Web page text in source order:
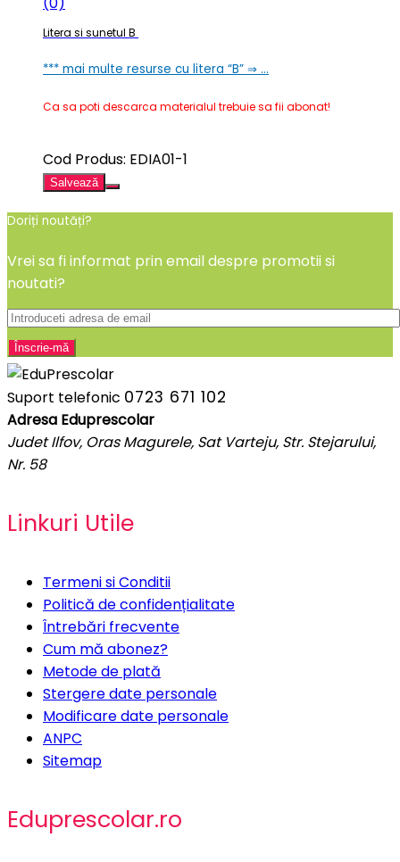
Litera si sunetul B
*** mai multe resurse cu litera “B” ⇒ …
Ca sa poti descarca materialul trebuie sa fii abonat!
Cod Produs: EDIA01-1
Salvează
Doriți noutăți?
Vrei sa fi informat prin email despre promotii si
noutati?
Suport telefonic 0723 671 102
Adresa Eduprescolar
Judet Ilfov, Oras Magurele, Sat Varteju, Str. Stejarului,
Nr. 58
Linkuri Utile
Termeni si Conditii
Politică de confidențialitate
Întrebări frecvente
Cum mă abonez?
Metode de plată
Stergere date personale
Modificare date personale
ANPC
Sitemap
Eduprescolar.ro